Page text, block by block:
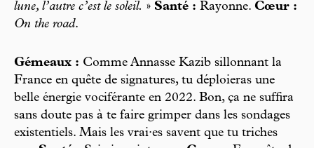
lune, l’autre c’est le soleil. » Santé : Rayonne. Cœur :
On the road.
Gémeaux : Comme Annasse Kazib sillonnant la
France en quête de signatures, tu déploieras une
belle énergie vociférante en 2022. Bon, ça ne suffira
sans doute pas à te faire grimper dans les sondages
existentiels. Mais les vrai·es savent que tu triches